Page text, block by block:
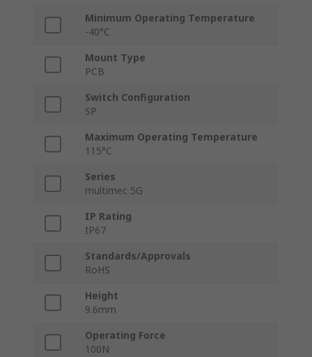
Minimum Operating Temperature
-40°C
Mount Type
PCB
Switch Configuration
SP
Maximum Operating Temperature
115°C
Series
multimec 5G
IP Rating
IP67
Standards/Approvals
RoHS
Height
9.6mm
Operating Force
100N